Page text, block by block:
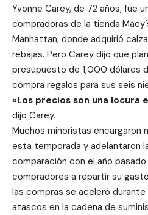
Yvonne Carey, de 72 años, fue
compradoras de la tienda
Manhattan, donde adquirió
rebajas. Pero Carey dijo que
presupuesto de 1,000 dólares
compra regalos para sus seis
«Los precios son una locura
dijo Carey.
Muchos minoristas encargaron
esta temporada y adelantaron
comparación con el año pasado
compradores a repartir su
las compras se aceleró durante
atascos en la cadena de